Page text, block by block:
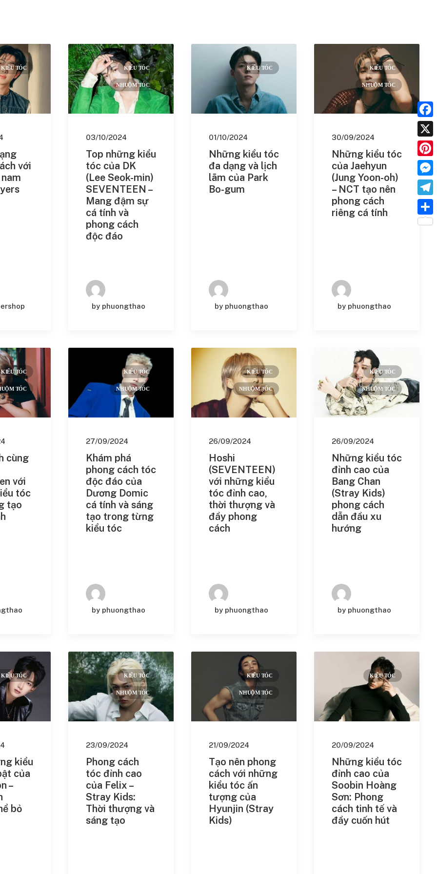
(33)
(13)
(131)
Mỹ Của
Nhiều Nhất
Đẹp Được
Sự Kết
Cách Cổ
Đại
Tóc Dài
Người Có
Người Có
và Phong
Người Có
Hoàn Hảo
Sát Phần
KIỂU TÓC
với
KIỂU TÓC
NHUỘM TÓC
03/10/2024
Top những kiểu
tóc của DK
(Lee Seok-min)
SEVENTEEN –
Mang đậm sự
cá tính và
phong cách
độc đáo
by phuongthao
KIỂU TÓC
01/10/2024
Những kiểu tóc
đa dạng và lịch
lãm của Park
Bo-gum
by phuongthao
KIỂU TÓC
NHUỘM TÓC
30/09/2024
Những kiểu tóc
của Jaehyun
(Jung Yoon-oh)
– NCT tạo nên
phong cách
riêng cá tính
by phuongthao
KIỂU TÓC
TÓC
cùng
với
tóc
tạo
KIỂU TÓC
NHUỘM TÓC
27/09/2024
Khám phá
phong cách tóc
độc đáo của
Dương Domic
cá tính và sáng
tạo trong từng
kiểu tóc
by phuongthao
KIỂU TÓC
NHUỘM TÓC
26/09/2024
Hoshi
(SEVENTEEN)
với những kiểu
tóc đỉnh cao,
thời thượng và
đầy phong
cách
by phuongthao
KIỂU TÓC
NHUỘM TÓC
26/09/2024
Những kiểu tóc
đỉnh cao của
Bang Chan
(Stray Kids)
phong cách
dẫn đầu xu
hướng
by phuongthao
KIỂU TÓC
kiểu
của
–
bỏ
KIỂU TÓC
NHUỘM TÓC
23/09/2024
Phong cách
tóc đỉnh cao
của Felix –
Stray Kids:
Thời thượng và
sáng tạo
KIỂU TÓC
NHUỘM TÓC
21/09/2024
Tạo nên phong
cách với những
kiểu tóc ấn
tượng của
Hyunjin (Stray
Kids)
KIỂU TÓC
20/09/2024
Những kiểu tóc
đỉnh cao của
Soobin Hoàng
Sơn: Phong
cách tinh tế và
đầy cuốn hút
X
Share